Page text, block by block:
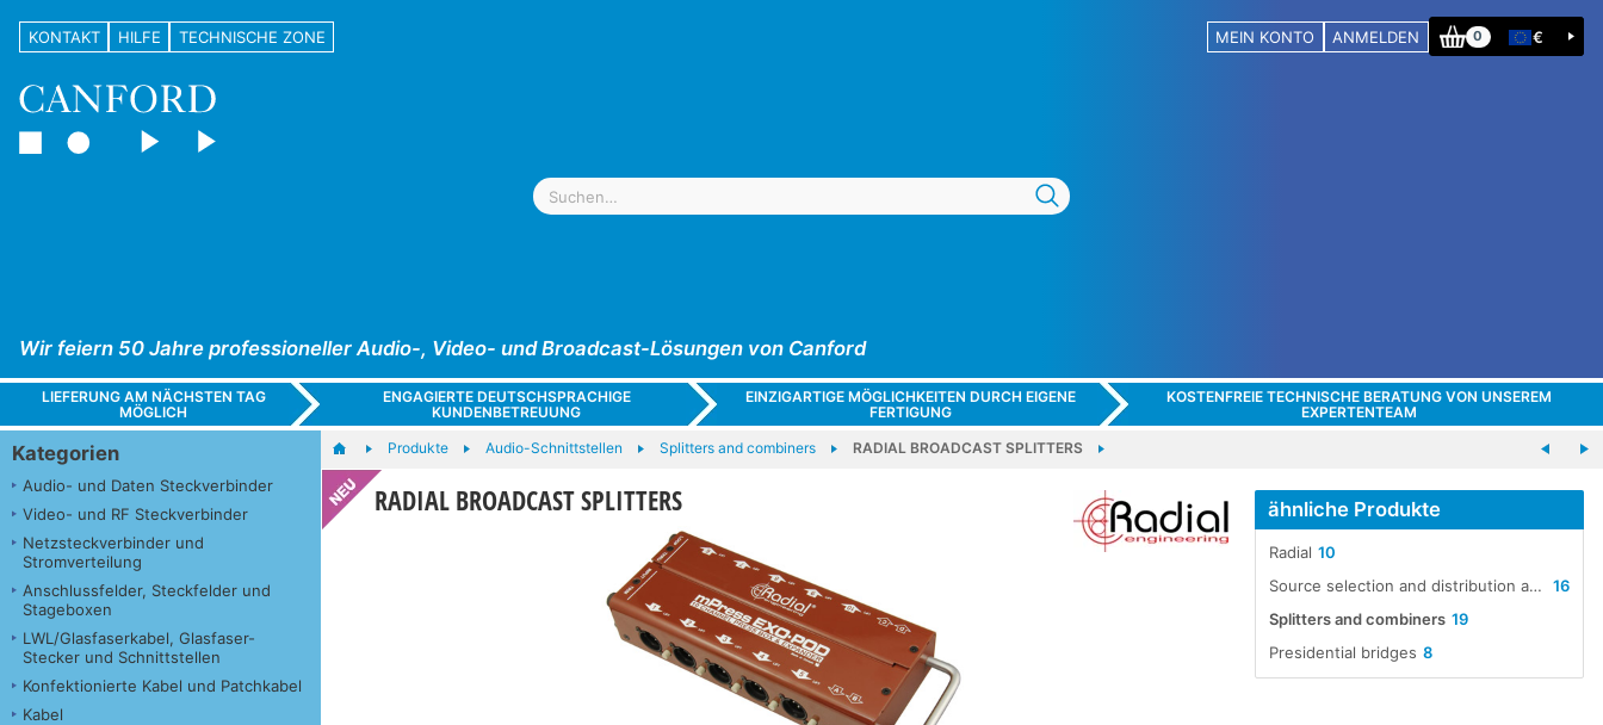
KONTAKT HILFE TECHNISCHE ZONE MEIN KONTO ANMELDEN 0 €
Wir feiern 50 Jahre professioneller Audio-, Video- und Broadcast-Lösungen von Canford
LIEFERUNG AM NÄCHSTEN TAG
MÖGLICH
ENGAGIERTE DEUTSCHSPRACHIGE
KUNDENBETREUUNG
EINZIGARTIGE MÖGLICHKEITEN DURCH EIGENE
FERTIGUNG
KOSTENFREIE TECHNISCHE BERATUNG VON UNSEREM
EXPERTENTEAM
Kategorien
Audio- und Daten Steckverbinder
Video- und RF Steckverbinder
Netzsteckverbinder und
Stromverteilung
Anschlussfelder, Steckfelder und
Stageboxen
LWL/Glasfaserkabel, Glasfaser-
Stecker und Schnittstellen
Konfektionierte Kabel und Patchkabel
Kabel
Produkte Audio-Schnittstellen Splitters and combiners RADIAL BROADCAST SPLITTERS
RADIAL BROADCAST SPLITTERS ähnliche Produkte
10
Radial
16
Source selection and distribution amplifiers
19
Splitters and combiners
8
Presidential bridges